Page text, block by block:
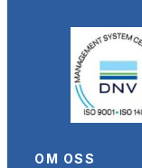
OM OSS